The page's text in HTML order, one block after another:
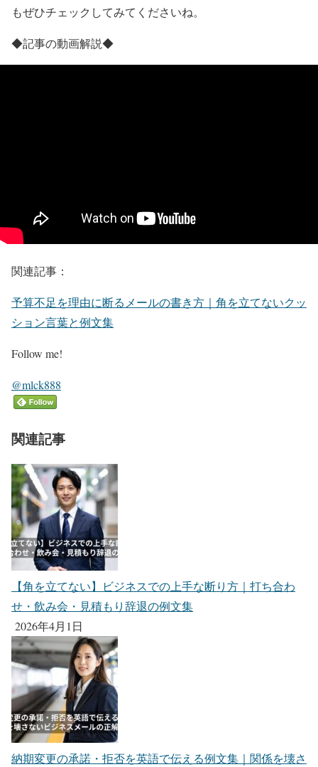
もぜひチェックしてみてくださいね。
◆記事の動画解説◆
関連記事：
予算不足を理由に断るメールの書き方｜角を立てないクッ
ション言葉と例文集
Follow me!
@mlck888
関連記事
【角を立てない】ビジネスでの上手な断り方｜打ち合わ
せ・飲み会・見積もり辞退の例文集
2026年4月1日
納期変更の承諾・拒否を英語で伝える例文集｜関係を壊さ